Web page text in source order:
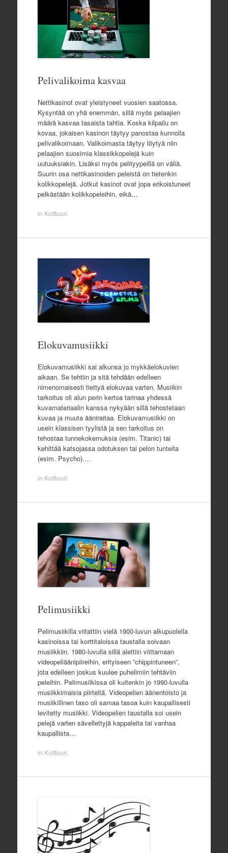
Pelivalikoima kasvaa
Nettikasinot ovat yleistyneet vuosien saatossa.
Kysyntää on yhä enemmän, sillä myös pelaajien
määrä kasvaa tasaista tahtia. Koska kilpailu on
kovaa, jokaisen kasinon täytyy panostaa kunnolla
pelivalikoimaan. Valikoimasta täytyy löytyä niin
pelaajien suosimia klassikkopelejä kuin
uutuuksiakin. Lisäksi myös pelityypeillä on väliä.
Suurin osa nettikasinoiden peleistä on tietenkin
kolikkopelejä. Jotkut kasinot ovat jopa erikoistuneet
pelkästään kolikkopeleihin, eikä…
in Kulttuuri
Elokuvamusiikki
Elokuvamusiikki sai alkunsa jo mykkäelokuvien
aikaan. Se tehtiin ja sitä tehdään edelleen
nimenomaisesti tiettyä elokuvaa varten. Musiikin
tarkoitus oli alun perin kertoa tarinaa yhdessä
kuvamateriaalin kanssa nykyään sillä tehostetaan
kuvaa ja muuta ääniraitaa. Elokuvamusiikki on
usein klassisen tyylistä ja sen tarkoitus on
tehostaa tunnekokemuksia (esim. Titanic) tai
kehittää katsojassa odotuksen tai pelon tunteita
(esim. Psycho).…
in Kulttuuri
Pelimusiikki
Pelimusiikilla viitattiin vielä 1900-luvun alkupuolella
kasinoissa tai korttitaloissa taustalla soivaan
musiikkiin. 1980-luvulla sillä alettiin viittamaan
videopeliäänipiireihin, erityiseen ”chippintuneen”,
jota edelleen joskus kuulee puhelimiin tehtäviin
peleihin. Pelimusiikissa oli kuitenkin jo 1990-luvulla
musiikkimaisia piirteitä. Videopelien äänentoisto ja
musiikillinen taso oli samaa tasoa kuin kaupallisesti
levitetty musiikki. Videopelien taustalla soi usein
pelejä varten sävellettyjä kappaleita tai vanhaa
kaupallista…
in Kulttuuri